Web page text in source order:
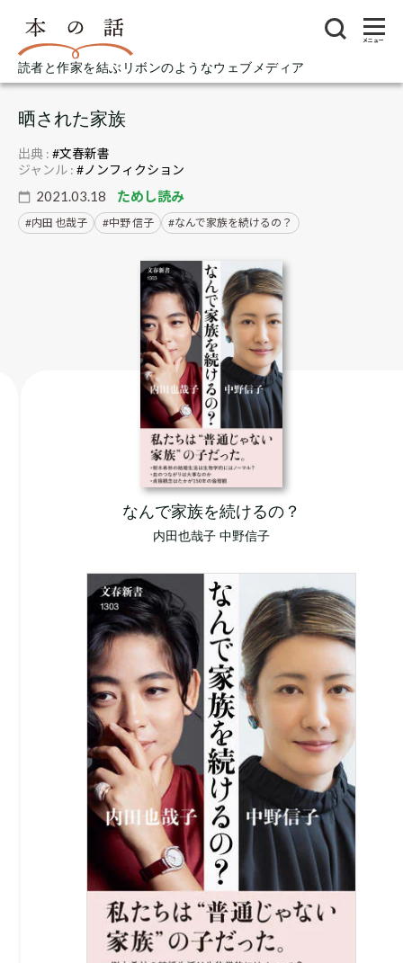
読者と作家を結ぶリボンのようなウェブメディア
メニュー
晒された家族
2021.03.18 ためし読み
内田 也哉子 中野 信子 なんで家族を続けるの？
出典 : #文春新書
ジャンル : #ノンフィクション
なんで家族を続けるの？
内田也哉子 中野信子